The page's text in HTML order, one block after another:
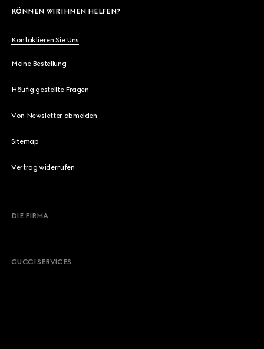
KÖNNEN WIR IHNEN HELFEN?
Kontaktieren Sie Uns
Meine Bestellung
Häufig gestellte Fragen
Von Newsletter abmelden
Sitemap
Vertrag widerrufen
DIE FIRMA
GUCCI SERVICES